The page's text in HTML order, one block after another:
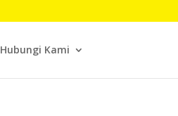
Hubungi Kami